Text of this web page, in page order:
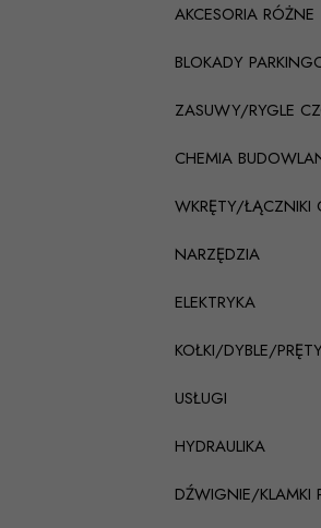
AKCESORIA RÓŻNE
BLOKADY
ZASUWY/RYGLE
CHEMIA
WKRĘTY/ŁĄCZNIKI
NARZĘDZIA
ELEKTRYKA
KOŁKI/DYBLE/PRĘTY
USŁUGI
HYDRAULIKA
DŹWIGNIE/KLAMKI